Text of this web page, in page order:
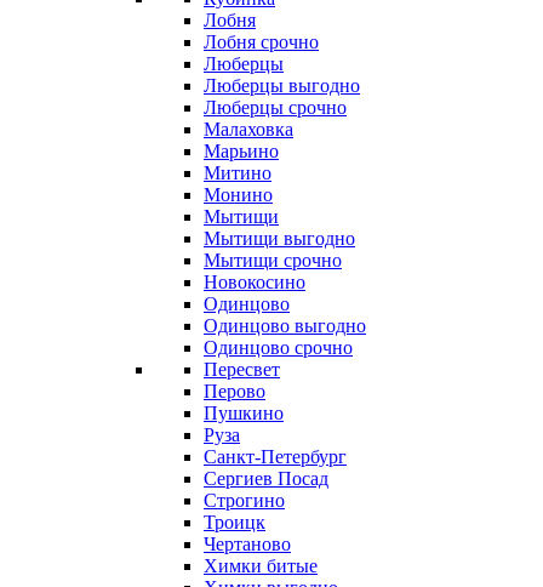
Лобня
Лобня срочно
Люберцы
Люберцы выгодно
Люберцы срочно
Малаховка
Марьино
Митино
Монино
Мытищи
Мытищи выгодно
Мытищи срочно
Новокосино
Одинцово
Одинцово выгодно
Одинцово срочно
Пересвет
Перово
Пушкино
Руза
Санкт-Петербург
Сергиев Посад
Строгино
Троицк
Чертаново
Химки битые